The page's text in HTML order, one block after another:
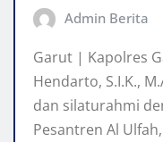
Admin Berita
Garut | Kapolres
Hendarto, S.I.K.,
dan silaturahmi
Pesantren Al